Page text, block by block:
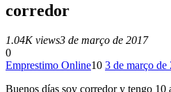
corredor
1.04K views3 de março de 2017
0
Emprestimo Online10 3 de março de
Buenos días soy corredor y tengo 10